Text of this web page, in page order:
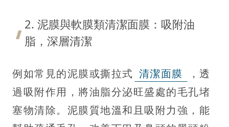
2. 泥膜與軟膜類清潔面膜：吸附油
脂，深層清潔
例如常見的泥膜或撕拉式 清潔面膜
，透
過吸附作用，將油脂分泌旺盛處的毛孔堵
塞物清除。泥膜質地溫和且吸附力強，能